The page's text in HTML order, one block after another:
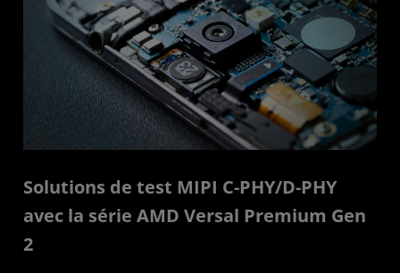
Solutions de test MIPI C-PHY/D-PHY
avec la série AMD Versal Premium Gen
2